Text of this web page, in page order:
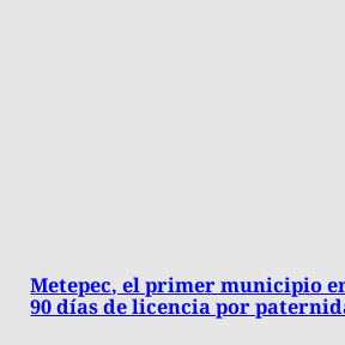
Metepec, el primer municipio
90 días de licencia por